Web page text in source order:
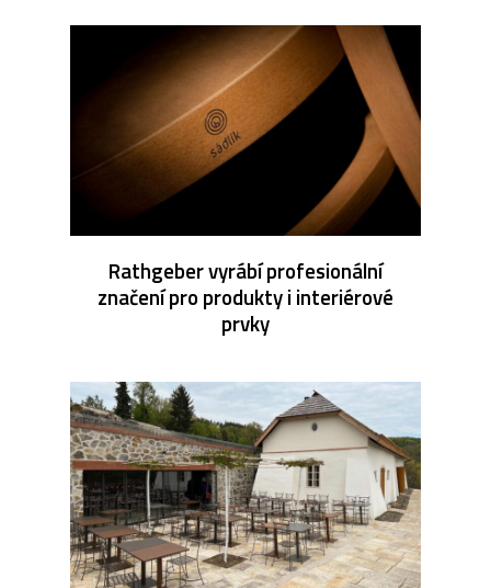
Rathgeber vyrábí profesionální
značení pro produkty i interiérové
prvky